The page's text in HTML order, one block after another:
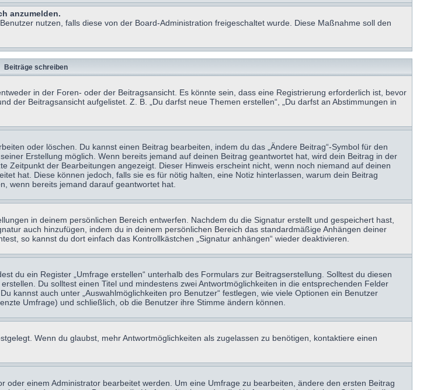
anzumelden.
nutzen, falls diese von der Board-Administration freigeschaltet wurde. Diese Maßnahme soll den
Beiträge schreiben
in der Foren- oder der Beitragsansicht. Es könnte sein, dass eine Registrierung erforderlich ist, bevor
der Beitragsansicht aufgelistet. Z. B. „Du darfst neue Themen erstellen“, „Du darfst an Abstimmungen in
oder löschen. Du kannst einen Beitrag bearbeiten, indem du das „Ändere Beitrag“-Symbol für den
Erstellung möglich. Wenn bereits jemand auf deinen Beitrag geantwortet hat, wird dein Beitrag in der
Zeitpunkt der Bearbeitungen angezeigt. Dieser Hinweis erscheint nicht, wenn noch niemand auf deinen
hat. Diese können jedoch, falls sie es für nötig halten, eine Notiz hinterlassen, warum dein Beitrag
wenn bereits jemand darauf geantwortet hat.
in deinem persönlichen Bereich entwerfen. Nachdem du die Signatur erstellt und gespeichert hast,
auch hinzufügen, indem du in deinem persönlichen Bereich das standardmäßige Anhängen deiner
so kannst du dort einfach das Kontrollkästchen „Signatur anhängen“ wieder deaktivieren.
du ein Register „Umfrage erstellen“ unterhalb des Formulars zur Beitragserstellung. Solltest du diesen
Du solltest einen Titel und mindestens zwei Antwortmöglichkeiten in die entsprechenden Felder
kannst auch unter „Auswahlmöglichkeiten pro Benutzer“ festlegen, wie viele Optionen ein Benutzer
Umfrage) und schließlich, ob die Benutzer ihre Stimme ändern können.
Wenn du glaubst, mehr Antwortmöglichkeiten als zugelassen zu benötigen, kontaktiere einen
einem Administrator bearbeitet werden. Um eine Umfrage zu bearbeiten, ändere den ersten Beitrag